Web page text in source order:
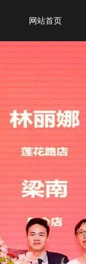
网站首页